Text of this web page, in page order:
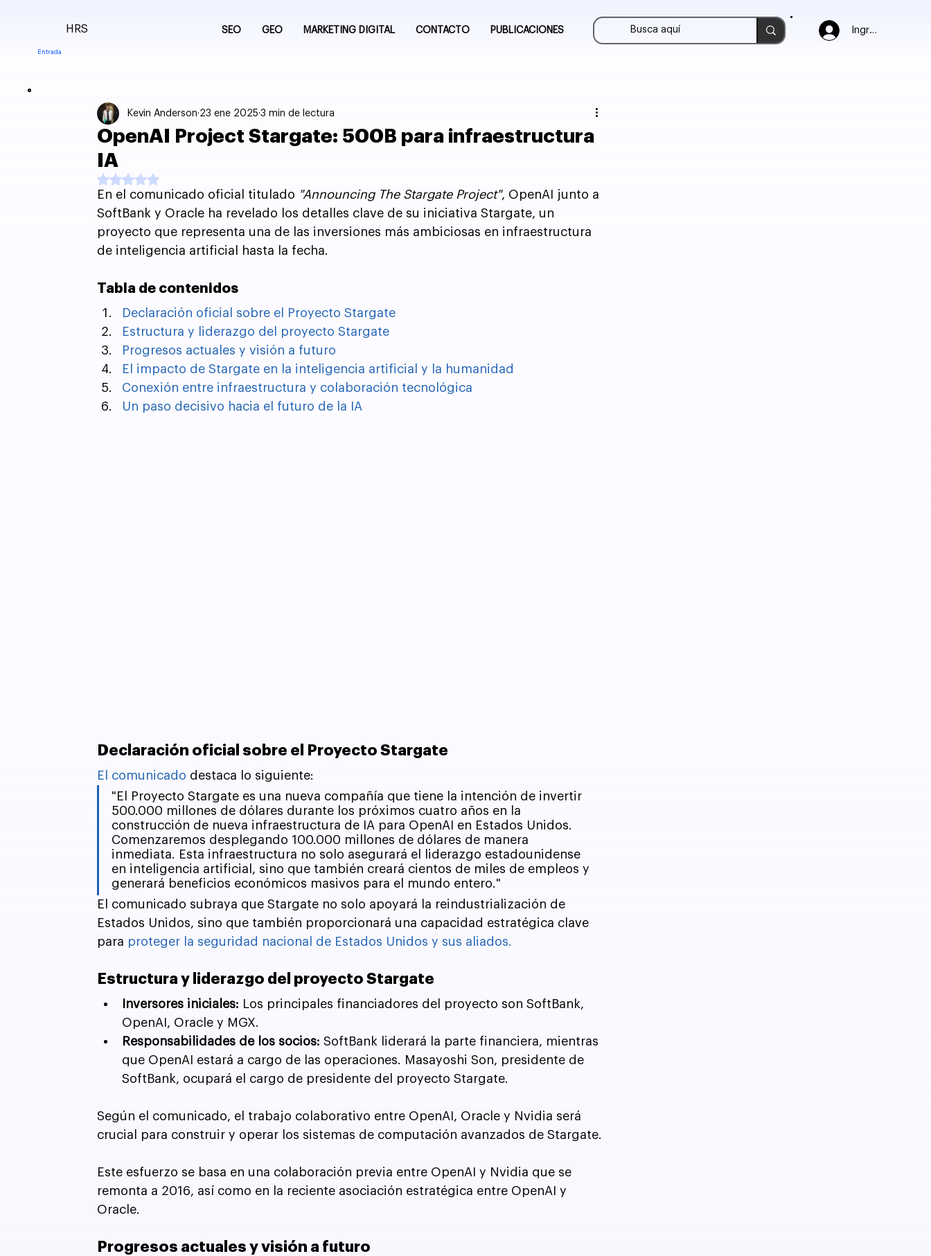
Ingresar
SEO GEO MARKETING DIGITAL CONTACTO PUBLICACIONES
Entrada
HRS
OpenAI Project Stargate: 500B para infraestructura
IA
Kevin Anderson 23 ene 2025 3 min de lectura
Obtuvo NaN de 5 estrellas.
En el comunicado oficial titulado "Announcing The Stargate Project", OpenAI junto a
SoftBank y Oracle ha revelado los detalles clave de su iniciativa Stargate, un
proyecto que representa una de las inversiones más ambiciosas en infraestructura
de inteligencia artificial hasta la fecha.
Tabla de contenidos
Declaración oficial sobre el Proyecto Stargate
Estructura y liderazgo del proyecto Stargate
Progresos actuales y visión a futuro
El impacto de Stargate en la inteligencia artificial y la humanidad
Conexión entre infraestructura y colaboración tecnológica
Un paso decisivo hacia el futuro de la IA
Declaración oficial sobre el Proyecto Stargate
El comunicado destaca lo siguiente:
"El Proyecto Stargate es una nueva compañía que tiene la intención de invertir
500.000 millones de dólares durante los próximos cuatro años en la
construcción de nueva infraestructura de IA para OpenAI en Estados Unidos.
Comenzaremos desplegando 100.000 millones de dólares de manera
inmediata. Esta infraestructura no solo asegurará el liderazgo estadounidense
en inteligencia artificial, sino que también creará cientos de miles de empleos y
generará beneficios económicos masivos para el mundo entero."
El comunicado subraya que Stargate no solo apoyará la reindustrialización de
Estados Unidos, sino que también proporcionará una capacidad estratégica clave
para proteger la seguridad nacional de Estados Unidos y sus aliados.
Estructura y liderazgo del proyecto Stargate
Inversores iniciales: Los principales financiadores del proyecto son SoftBank,
OpenAI, Oracle y MGX.
Responsabilidades de los socios: SoftBank liderará la parte financiera, mientras
que OpenAI estará a cargo de las operaciones. Masayoshi Son, presidente de
SoftBank, ocupará el cargo de presidente del proyecto Stargate.
Según el comunicado, el trabajo colaborativo entre OpenAI, Oracle y Nvidia será
crucial para construir y operar los sistemas de computación avanzados de Stargate.
Este esfuerzo se basa en una colaboración previa entre OpenAI y Nvidia que se
remonta a 2016, así como en la reciente asociación estratégica entre OpenAI y
Oracle.
Progresos actuales y visión a futuro